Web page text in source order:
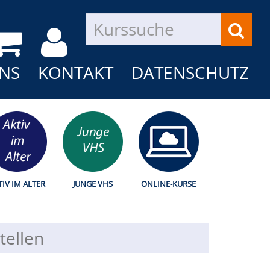
KONTAKT DATENSCHUTZ
IM ALTER JUNGE VHS ONLINE-KURSE